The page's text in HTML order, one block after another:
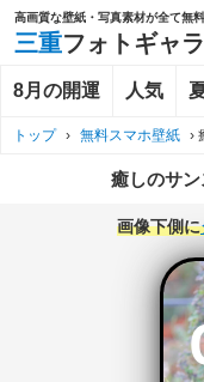
高画質な壁紙・写真素材が全て無料
三重フォトギャ
8月の開運 人気
トップ › 無料スマホ壁紙 ›
癒しのサ
画像下側に